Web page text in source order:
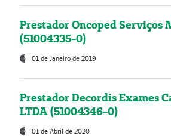
Prestador Oncoped Serviços
(51004335-0)
01 de Janeiro de 2019
Prestador Decordis Exames
LTDA (51004346-0)
01 de Abril de 2020